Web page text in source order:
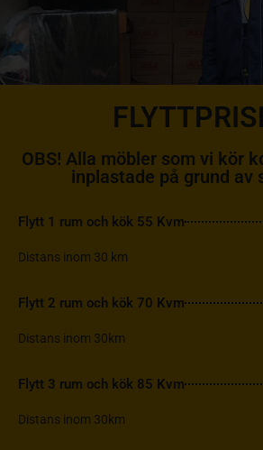
OBS! Alla möbler som vi kör
inplastade på grund av
Flytt 1 rum och kök 55 Kvm
Distans inom 30 km
Flytt 2 rum och kök 70 Kvm
Distans inom 30km
Flytt 3 rum och kök 85 Kvm
Distans inom 30km